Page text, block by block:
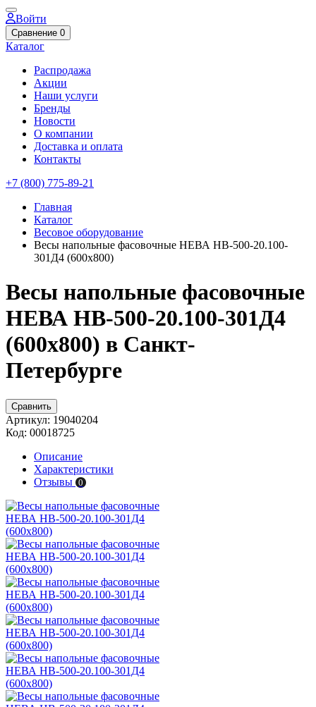
Войти
Сравнение 0
Каталог
Распродажа
Акции
Наши услуги
Бренды
Новости
О компании
Доставка и оплата
Контакты
+7 (800) 775-89-21
Главная
Каталог
Весовое оборудование
Весы напольные фасовочные НЕВА НВ-500-20.100-
301Д4 (600х800)
Весы напольные фасовочные
НЕВА НВ-500-20.100-301Д4
(600х800) в Санкт-
Петербурге
Сравнить
Артикул: 19040204
Код: 00018725
Описание
Характеристики
Отзывы 0